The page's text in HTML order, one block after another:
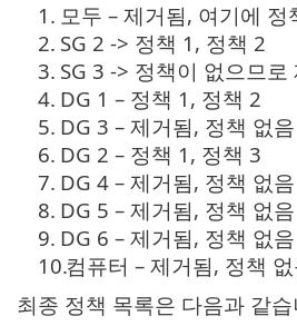
1. 모두 – 제거됨, 여기에 정
2. SG 2 -> 정책 1, 정책 2
3. SG 3 -> 정책이 없으므로
4. DG 1 – 정책 1, 정책 2
5. DG 3 – 제거됨, 정책 없음
6. DG 2 – 정책 1, 정책 3
7. DG 4 – 제거됨, 정책 없음
8. DG 5 – 제거됨, 정책 없음
9. DG 6 – 제거됨, 정책 없음
10.컴퓨터 – 제거됨, 정책
최종 정책 목록은 다음과 같